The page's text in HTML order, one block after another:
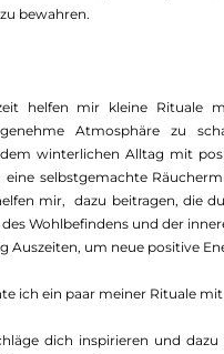
bewahren.
helfen mir kleine Rituale
Atmosphäre zu
winterlichen Alltag mit
eine selbstgemachte
mir,  dazu beitragen, die
Wohlbefindens und der
Auszeiten, um neue positive
ich ein paar meiner Rituale mit
dich inspirieren und